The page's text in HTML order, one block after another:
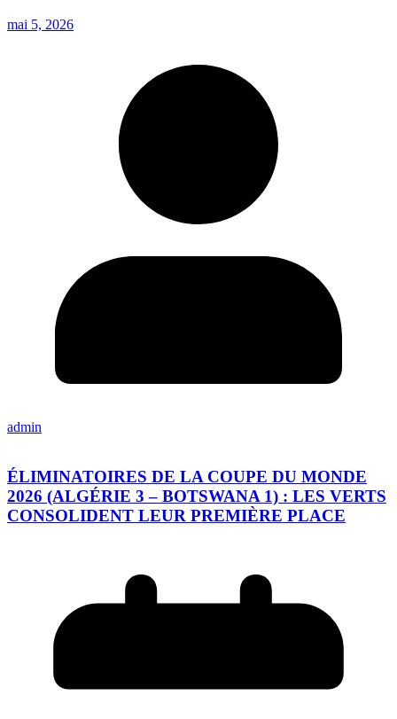
mai 5, 2026
admin
ÉLIMINATOIRES DE LA COUPE DU MONDE
2026 (ALGÉRIE 3 – BOTSWANA 1) : LES VERTS
CONSOLIDENT LEUR PREMIÈRE PLACE